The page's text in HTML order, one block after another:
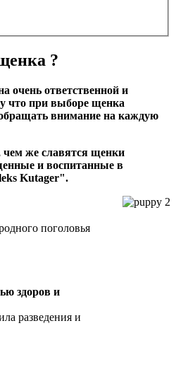
?
очень ответственной и
что при выборе щенка
внимание на каждую
же славятся щенки
и воспитанные в
Kutager".
поголовья
здоров и
разведения и